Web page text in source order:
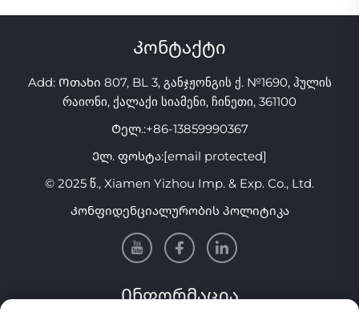
მართვისთვის
Კონტაქტი
Add: Ოთახი 807, BL 3, განჯჟონგის ქ. №1690, ჰულის
რაიონი, ქალაქი სიამენი, ჩინეთი, 361100
Ტელ.:+86-13859990367
Ელ. ფოსტა:[email protected]
© 2025 წ., Xiamen Yizhou Imp. & Exp. Co., Ltd.
Კონფიდენციალურობის პოლიტიკა
Ინფორმაცია